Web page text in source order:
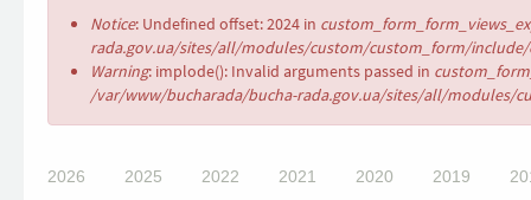
Error
message
Notice: Undefined offset: 2024 in
rada.gov.ua/sites/all/modules/custom/custom_form/
Warning: implode(): Invalid arguments passed in
/var/www/bucharada/bucha-rada.gov.ua/sites/all/modules/
2026 2025 2022 2021 2020 2019